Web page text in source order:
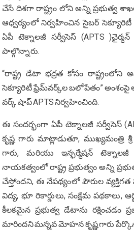
చేసే దిశగా రాష్ట్రం లోని అన్ని ప్రభుత్వ
ఆధ్వర్యంలో నిర్వహించిన సైబర్
ఏపీ టెక్నాలజీ సర్వీసెస్ (APTS
పాల్గొన్నారు.
“రాష్ట్ర డేటా భద్రత కోసం రాష్ట్రంలోని
సెక్యూరిటీ ఫ్రేమ్‌వర్క్‌ల బలోపేతం”
వర్క్ షాప్ APTS నిర్వహించింది.
ఈ సందర్భంగా ఏపీ టెక్నాలజీ సర్వీసెస్
కృష్ణ గారు మాట్లాడుతూ, ముఖ్యమంత్రి
గారు, మరియు ఇన్ఫర్మేషన్
నాయకత్వంలో రాష్ట్ర ప్రభుత్వం అన్ని
చేస్తోందని, ఈ నేపథ్యంలో పౌరుల
విద్య, భూ రికార్డులు, సంక్షేమ పథకాలు,
కీలకమైన ప్రభుత్వ డేటాను రక్షించడం
మారిందని మన్నవ మోహన కృష్ణ గారు